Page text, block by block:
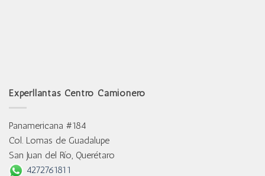
Experllantas Centro Camionero
Panamericana #184
Col. Lomas de Guadalupe
San Juan del Río, Querétaro
4272761811